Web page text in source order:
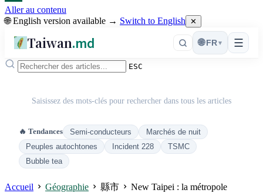
Aller au contenu
🌐 English version available → Switch to English ✕
Taiwan.md ☰
🌐 FR ▾
ESC
Saisissez des mots-clés pour rechercher dans tous les articles
🔥 Tendances Semi-conducteurs
Marchés de nuit
Peuples autochtones
Incident 228
TSMC
Bubble tea
Accueil Géographie 縣市
New Taipei : la métropole